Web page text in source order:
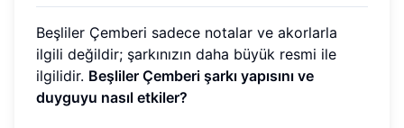
Beşliler Çemberi sadece notalar ve akorlarla
ilgili değildir; şarkınızın daha büyük resmi ile
ilgilidir. Beşliler Çemberi şarkı yapısını ve
duyguyu nasıl etkiler?